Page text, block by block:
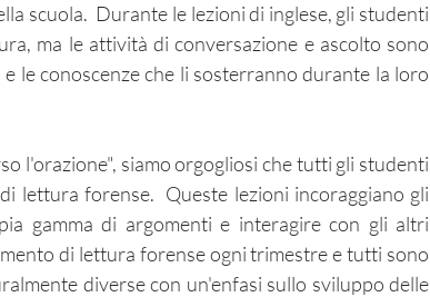
scuola. Durante le lezioni di inglese, gli studenti
ma le attività di conversazione e ascolto sono
le conoscenze che li sosterranno durante la loro
l'orazione", siamo orgogliosi che tutti gli studenti
lettura forense. Queste lezioni incoraggiano gli
gamma di argomenti e interagire con gli altri
di lettura forense ogni trimestre e tutti sono
diverse con un'enfasi sullo sviluppo delle